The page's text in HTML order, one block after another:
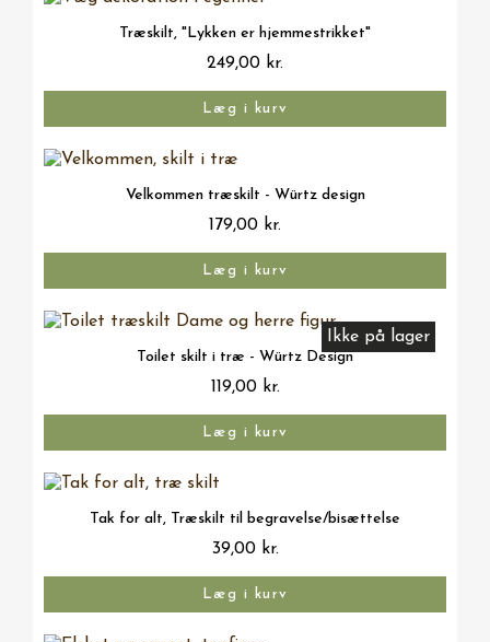
Vis her
Træskilt, "Lykken er hjemmestrikket"
249,00 kr.
Læg i kurv
Vis her
Velkommen træskilt - Würtz design
179,00 kr.
Læg i kurv
Vis her
Ikke på lager
Toilet skilt i træ - Würtz Design
119,00 kr.
Læg i kurv
Vis her
Tak for alt, Træskilt til begravelse/bisættelse
39,00 kr.
Læg i kurv